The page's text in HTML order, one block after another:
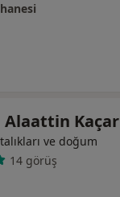
Alaattin Kaçar
ve doğum
14 görüş